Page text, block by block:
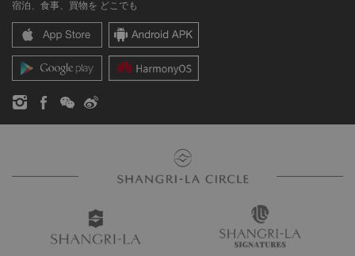
SLCに関するお問い合わせ
シャングリ・ラ センター
レジデンス
お問い合わせ
企業の社会的責任
ニュース
宿泊、食事、買物を どこでも